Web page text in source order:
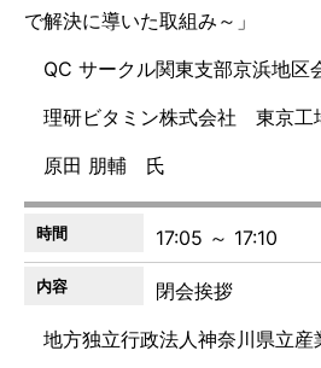
で解決に導いた取組み～」
QC サークル関東支部京浜地区
理研ビタミン株式会社 東京
原田 朋輔 氏
17:05 ～ 17:10
閉会挨拶
地方独立行政法人神奈川県立